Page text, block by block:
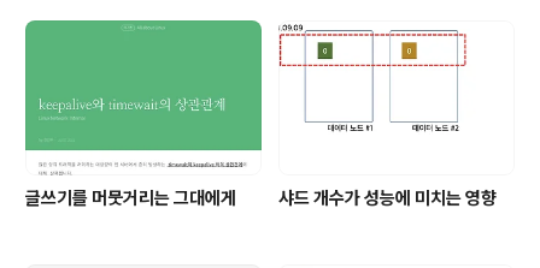
글쓰기를 머뭇거리는 그대에게 샤드 개수가 성능에 미치는 영향